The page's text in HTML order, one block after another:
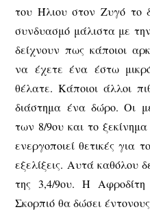
του Ήλιου στον Ζυγό το
συνδυασμό μάλιστα με
δείχνουν πως κάποιοι
να έχετε ένα έστω
θέλατε. Κάποιοι άλλοι
διάστημα ένα δώρο. Οι
των 8/9ου και το
ενεργοποιεί θετικές για
εξελίξεις. Αυτά καθόλου
της 3,4/9ου. Η
Σκορπιό θα δώσει